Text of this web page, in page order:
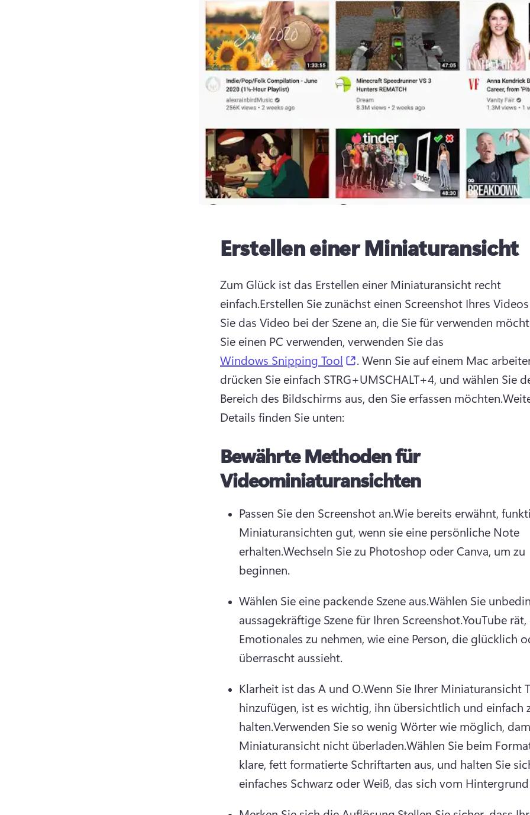
Erstellen einer Miniaturansicht
Zum Glück ist das Erstellen einer Miniaturansicht recht
einfach.Erstellen Sie zunächst einen Screenshot Ihres
Sie das Video bei der Szene an, die Sie für verwenden
Sie einen PC verwenden, verwenden Sie das
Windows Snipping Tool
(opens in a new tab)
. Wenn Sie auf einem Mac
drücken Sie einfach STRG+UMSCHALT+4, und wählen Sie
Bereich des Bildschirms aus, den Sie erfassen möchten.
Details finden Sie unten:
Bewährte Methoden für
Videominiaturansichten
Passen Sie den Screenshot an.Wie bereits erwähnt,
Miniaturansichten gut, wenn sie eine persönliche Note
erhalten.Wechseln Sie zu Photoshop oder Canva, um zu
beginnen.
Wählen Sie eine packende Szene aus.Wählen Sie
aussagekräftige Szene für Ihren Screenshot.YouTube rät,
Emotionales zu nehmen, wie eine Person, die glücklich
überrascht aussieht.
Klarheit ist das A und O.Wenn Sie Ihrer Miniaturansicht
hinzufügen, ist es wichtig, ihn übersichtlich und einfach
halten.Verwenden Sie so wenig Wörter wie möglich,
Miniaturansicht nicht überladen.Wählen Sie beim
klare, fett formatierte Schriftarten aus, und halten Sie
einfaches Schwarz oder Weiß, das sich vom